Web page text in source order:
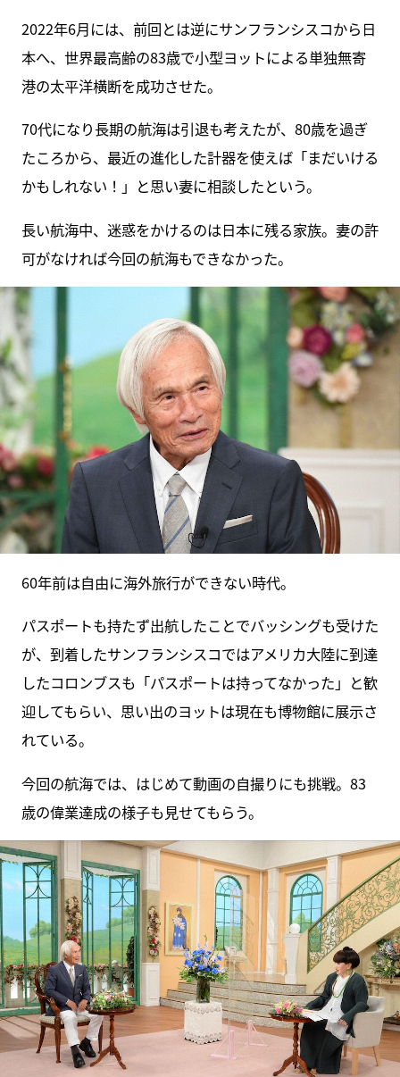
2022年6月には、前回とは逆にサンフランシスコから日
本へ、世界最高齢の83歳で小型ヨットによる単独無寄
港の太平洋横断を成功させた。
70代になり長期の航海は引退も考えたが、80歳を過ぎ
たころから、最近の進化した計器を使えば「まだいける
かもしれない！」と思い妻に相談したという。
長い航海中、迷惑をかけるのは日本に残る家族。妻の許
可がなければ今回の航海もできなかった。
60年前は自由に海外旅行ができない時代。
パスポートも持たず出航したことでバッシングも受けた
が、到着したサンフランシスコではアメリカ大陸に到達
したコロンブスも「パスポートは持ってなかった」と歓
迎してもらい、思い出のヨットは現在も博物館に展示さ
れている。
今回の航海では、はじめて動画の自撮りにも挑戦。83
歳の偉業達成の様子も見せてもらう。